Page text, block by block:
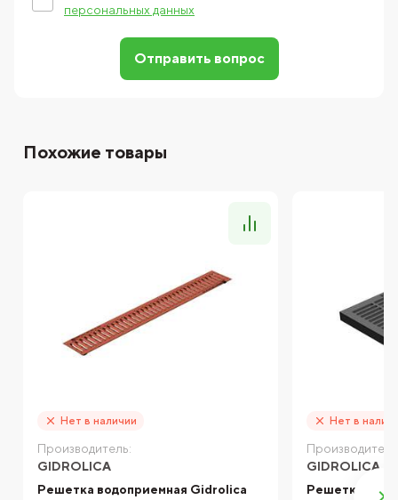
персональных данных
Отправить вопрос
Похожие товары
Нет в наличии
Производитель:
GIDROLICA
Решетка водоприемная Gidrolica
Нет в
GIDROLICA
Решетка